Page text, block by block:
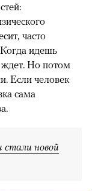
часто
идешь
ждет. Но потом
Если человек
сама
стали новой